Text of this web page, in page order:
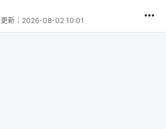
更新： 2026-08-02 10:01